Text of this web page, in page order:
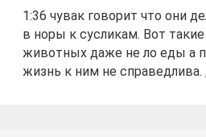
1:36 чувак говорит что они
в норы к сусликам. Вот
животных даже не ло еды а
жизнь к ним не